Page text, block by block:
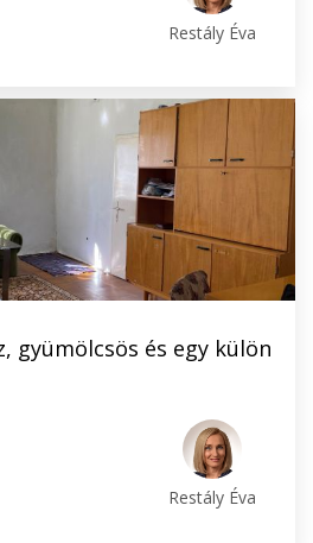
Restály Éva
gyümölcsös és egy külön
Restály Éva